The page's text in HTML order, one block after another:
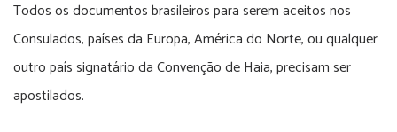
Todos os documentos brasileiros para serem aceitos nos
Consulados, países da Europa, América do Norte, ou qualquer
outro país signatário da Convenção de Haia, precisam ser
apostilados.